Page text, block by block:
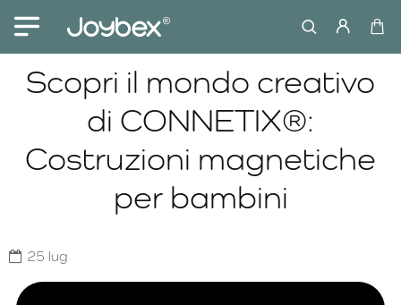
Scopri il mondo creativo
di CONNETIX®:
Costruzioni magnetiche
per bambini
25 lug